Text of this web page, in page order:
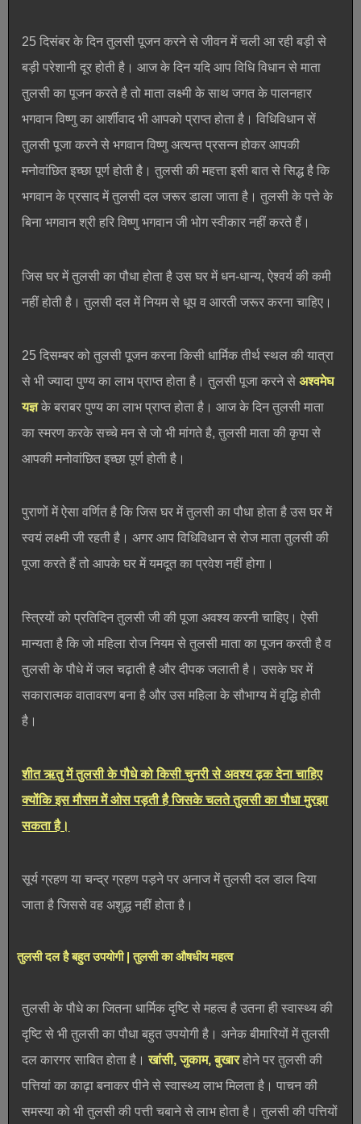
25 दिसंबर के दिन तुलसी पूजन करने से जीवन में चली आ रही बड़ी से
बड़ी परेशानी दूर होती है। आज के दिन यदि आप विधि विधान से माता
तुलसी का पूजन करते है तो माता लक्ष्मी के साथ जगत के पालनहार
भगवान विष्णु का आर्शीवाद भी आपको प्राप्त होता है। विधिविधान सें
तुलसी पूजा करने से भगवान विष्णु अत्यन्त प्रसन्न होकर आपकी
मनोवांछित इच्छा पूर्ण होती है। तुलसी की महत्ता इसी बात से सिद्ध है कि
भगवान के प्रसाद में तुलसी दल जरूर डाला जाता है। तुलसी के पत्ते के
बिना भगवान श्री हरि विष्णु भगवान जी भोग स्वीकार नहीं करते हैं।
जिस घर में तुलसी का पौधा होता है उस घर में धन-धान्य, ऐश्वर्य की कमी
नहीं होती है। तुलसी दल में नियम से धूप व आरती जरूर करना चाहिए।
25 दिसम्बर को तुलसी पूजन करना किसी धार्मिक तीर्थ स्थल की यात्रा
से भी ज्यादा पुण्य का लाभ प्राप्त होता है। तुलसी पूजा करने सेअश्वमेघ
यज्ञके बराबर पुण्य का लाभ प्राप्त होता है। आज के दिन तुलसी माता
का स्मरण करके सच्चे मन से जो भी मांगते है, तुलसी माता की कृपा से
आपकी मनोवांछित इच्छा पूर्ण होती है।
पुराणों में ऐसा वर्णित है कि जिस घर में तुलसी का पौधा होता है उस घर में
स्वयं लक्ष्मी जी रहती है। अगर आप विधिविधान से रोज माता तुलसी की
पूजा करते हैं तो आपके घर में यमदूत का प्रवेश नहीं होगा।
स्त्रियों को प्रतिदिन तुलसी जी की पूजा अवश्य करनी चाहिए। ऐसी
मान्यता है कि जो महिला रोज नियम से तुलसी माता का पूजन करती है व
तुलसी के पौधे में जल चढ़ाती है और दीपक जलाती है। उसके घर में
सकारात्मक वातावरण बना है और उस महिला के सौभाग्य में वृद्धि होती
है।
शीत ऋतु में तुलसी के पौधे को किसी चुनरी से अवश्य ढ़क देना चाहिए
क्योंकि इस मौसम में ओस पड़ती है जिसके चलते तुलसी का पौधा मुरझा
सकता है।
सूर्य ग्रहण या चन्द्र ग्रहण पड़ने पर अनाज में तुलसी दल डाल दिया
जाता है जिससे वह अशुद्ध नहीं होता है।
तुलसी दल है बहुत उपयोगी | तुलसी का औषधीय महत्व
तुलसी के पौधे का जितना धार्मिक दृष्टि से महत्व है उतना ही स्वास्थ्य की
दृष्टि से भी तुलसी का पौधा बहुत उपयोगी है। अनेक बीमारियों में तुलसी
दल कारगर साबित होता है।खांसी, जुकाम, बुखारहोने पर तुलसी की
पत्तियां का काढ़ा बनाकर पीने से स्वास्थ्य लाभ मिलता है। पाचन की
समस्या को भी तुलसी की पत्ती चबाने से लाभ होता है। तुलसी की पत्तियों